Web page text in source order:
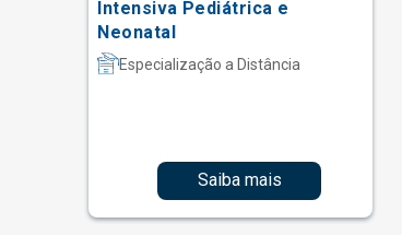
Intensiva Pediátrica e
Neonatal
Especialização a Distância
Saiba mais